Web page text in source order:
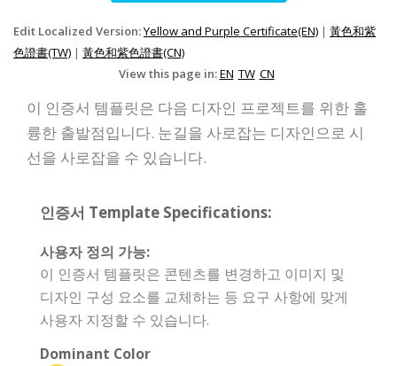
Edit Localized Version:Yellow and Purple Certificate(EN) | 黃色和紫
色證書(TW) | 黃色和紫色證書(CN)
View this page in:EN TW CN
이 인증서 템플릿은 다음 디자인 프로젝트를 위한 훌
륭한 출발점입니다. 눈길을 사로잡는 디자인으로 시
선을 사로잡을 수 있습니다.
인증서 Template Specifications:
사용자 정의 가능:
이 인증서 템플릿은 콘텐츠를 변경하고 이미지 및
디자인 구성 요소를 교체하는 등 요구 사항에 맞게
사용자 지정할 수 있습니다.
Dominant Color